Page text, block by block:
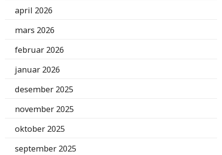
april 2026
mars 2026
februar 2026
januar 2026
desember 2025
november 2025
oktober 2025
september 2025